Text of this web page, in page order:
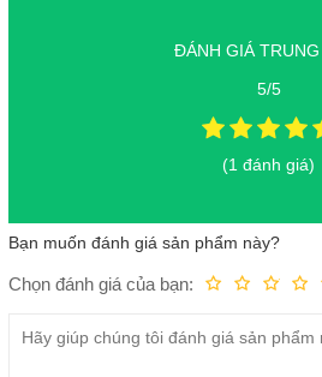
ĐÁNH GIÁ TRUNG
5/5
(1 đánh giá)
Bạn muốn đánh giá sản phẩm này?
Chọn đánh giá của bạn: Trung
Fair
Kém